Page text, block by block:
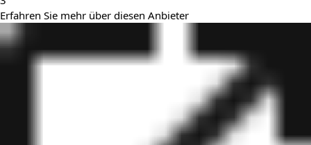
Erfahren Sie mehr über diesen Anbieter